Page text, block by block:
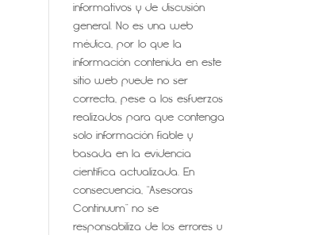
informativos y de discusión
general. No es una web
médica, por lo que la
información contenida en este
sitio web puede no ser
correcta, pese a los esfuerzos
realizados para que contenga
solo información fiable y
basada en la evidencia
científica actualizada. En
consecuencia, “Asesoras
Continuum” no se
responsabiliza de los errores u